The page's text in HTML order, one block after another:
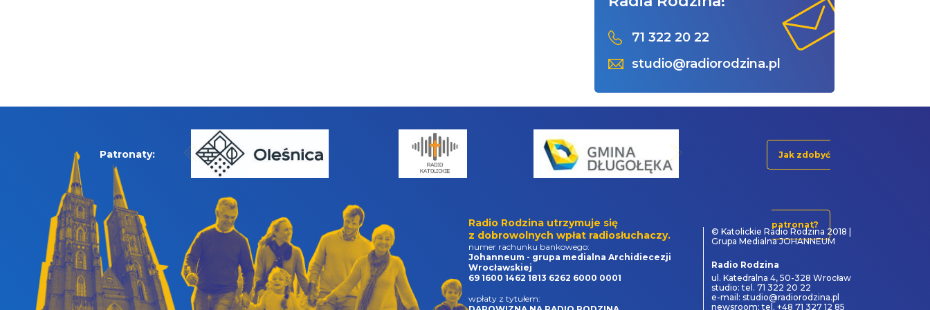
71 322 20 22
studio@radiorodzina.pl
Patronaty: Jak zdobyć
patronat?
Radio Rodzina utrzymuje się
z dobrowolnych wpłat radiosłuchaczy.
numer rachunku bankowego:
Johanneum - grupa medialna Archidiecezji
Wrocławskiej
69 1600 1462 1813 6262 6000 0001
wpłaty z tytułem:
© Katolickie Radio Rodzina 2018 |
Grupa Medialna JOHANNEUM
Radio Rodzina
ul. Katedralna 4, 50-328 Wrocław
studio: tel. 71 322 20 22
e-mail: studio@radiorodzina.pl
newsroom: tel. +48 71 327 12 85